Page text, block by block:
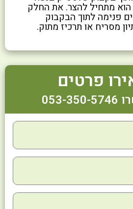
הוא מתחיל להצר. את החלק
פנימה לתוך הבקבוק
מסריח או תרכיז מתוק.
פרטים